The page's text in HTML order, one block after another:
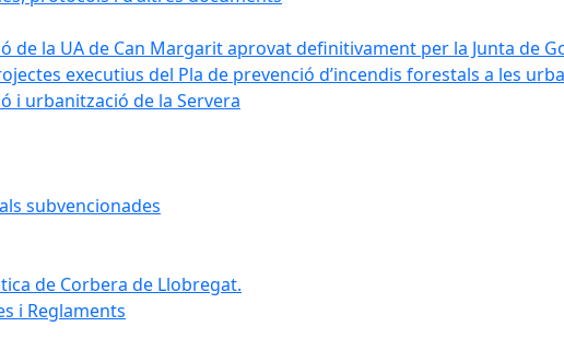
de la UA de Can Margarit aprovat definitivament per la Junta de
executius del Pla de prevenció d’incendis forestals a les
i urbanització de la Servera
subvencionades
de Corbera de Llobregat.
i Reglaments